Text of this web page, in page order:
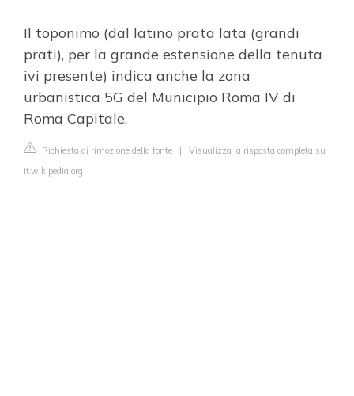
Il toponimo (dal latino prata lata (grandi
prati), per la grande estensione della tenuta
ivi presente) indica anche la zona
urbanistica 5G del Municipio Roma IV di
Roma Capitale.
Richiesta di rimozione della fonte | Visualizza la risposta completa su
it.wikipedia.org